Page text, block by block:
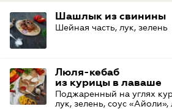
Шашлык из свинины
Шейная часть, лук, зелень
Люля-кебаб
из курицы в лаваше
Поджаренный на углях
лук, зелень, соус «Айоли»,